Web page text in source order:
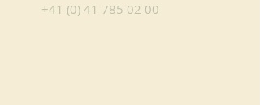
+41 (0) 41 785 02 00